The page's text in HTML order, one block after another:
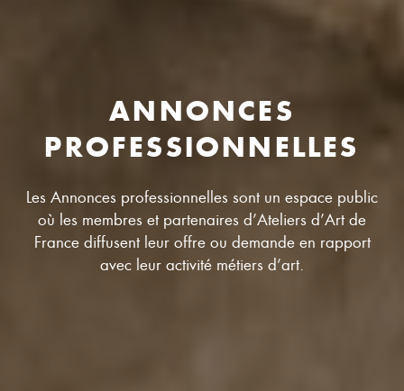
ANNONCES
PROFESSIONNELLES
Les Annonces professionnelles sont un espace public
où les membres et partenaires d’Ateliers d’Art de
France diffusent leur offre ou demande en rapport
avec leur activité métiers d’art.